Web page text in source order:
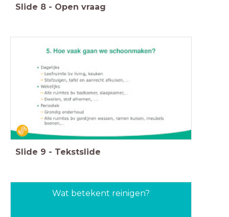
Slide 8 - Open vraag
Slide 9 - Tekstslide
Wat betekent reinigen?